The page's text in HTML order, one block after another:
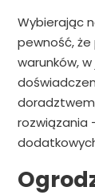
Wybierając
pewność,
warunków,
rozwiązania